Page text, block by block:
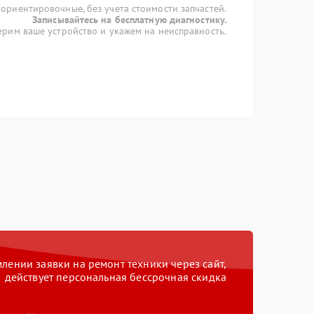
без учета стоимости запчастей.
Записывайтесь на бесплатную диагностику.
ваше устройство и укажем на неисправность.
заявки на ремонт техники через сайт,
действует персональная бессрочная скидка